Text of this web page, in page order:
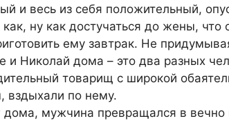
и весь из себя положительный,
ну как достучаться до жены, что
ему завтрак. Не
и Николай дома – это два разных
товарищ с широкой
по нему.
дома, мужчина превращался в вечно